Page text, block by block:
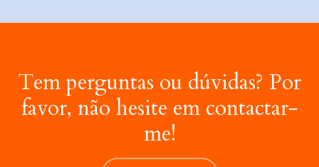
Tem perguntas ou dúvidas? Por
favor, não hesite em contactar-
me!